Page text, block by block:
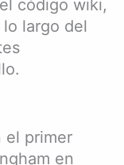
código wiki,
lo largo del
el primer
en